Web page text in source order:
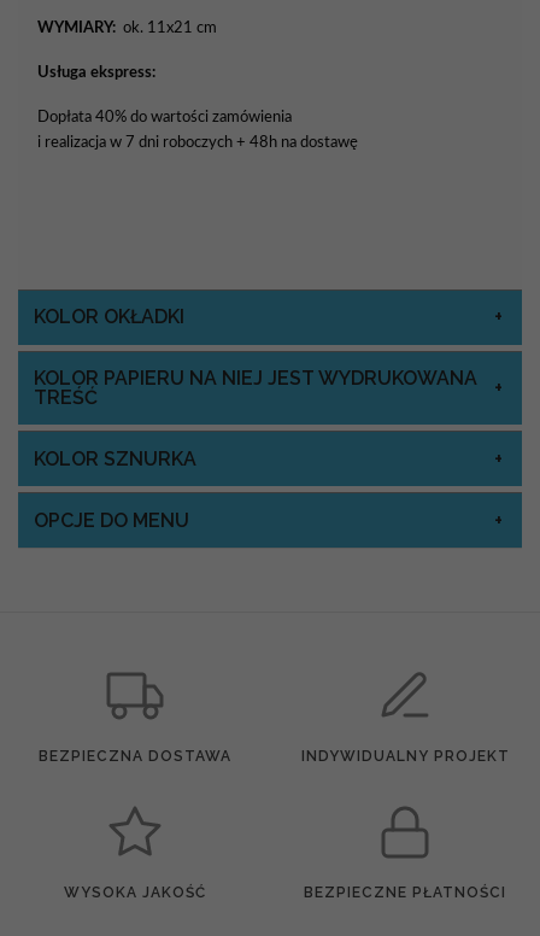
WYMIARY: ok. 11x21 cm
Usługa ekspress:
Dopłata 40% do wartości zamówienia
i realizacja w 7 dni roboczych + 48h na dostawę
KOLOR OKŁADKI
KOLOR PAPIERU NA NIEJ JEST WYDRUKOWANA
TREŚĆ
KOLOR SZNURKA
OPCJE DO MENU
BEZPIECZNA DOSTAWA INDYWIDUALNY PROJEKT
WYSOKA JAKOŚĆ BEZPIECZNE PŁATNOŚCI